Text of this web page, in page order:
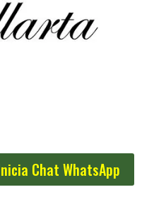
Chat WhatsApp